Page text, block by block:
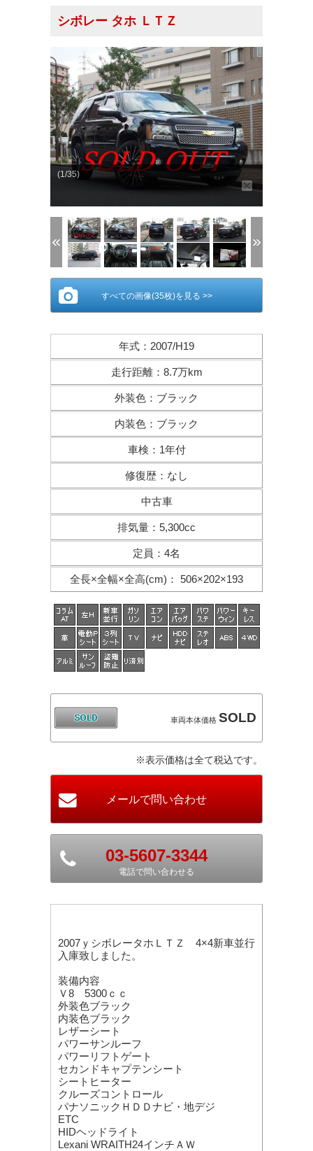
シボレー タホ ＬＴＺ
(1/35)
すべての画像(35枚)を見る >>
年式 ： 2007/H19
走行距離： 8.7万km
外装色 ： ブラック
内装色 ： ブラック
車検 ： 1年付
修復歴 ： なし
中古車
排気量 ： 5,300cc
定員 ： 4名
全長×全幅×全高(cm) ： 506×202×193
車両本体価格 SOLD
※表示価格は全て税込です。
03-5607-3344
電話で問い合わせる
2007ｙシボレータホＬＴＺ 4×4新車並行
入庫致しました。
装備内容
Ｖ8 5300ｃｃ
外装色ブラック
内装色ブラック
レザーシート
パワーサンルーフ
パワーリフトゲート
セカンドキャプテンシート
シートヒーター
クルーズコントロール
パナソニックＨＤＤナビ・地デジ
ETC
HIDヘッドライト
Lexani WRAITH24インチＡＷ